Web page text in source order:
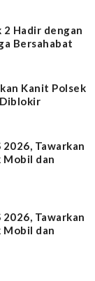
Hadir dengan
Bersahabat
Kanit Polsek
Tawarkan
Mobil dan
Tawarkan
Mobil dan